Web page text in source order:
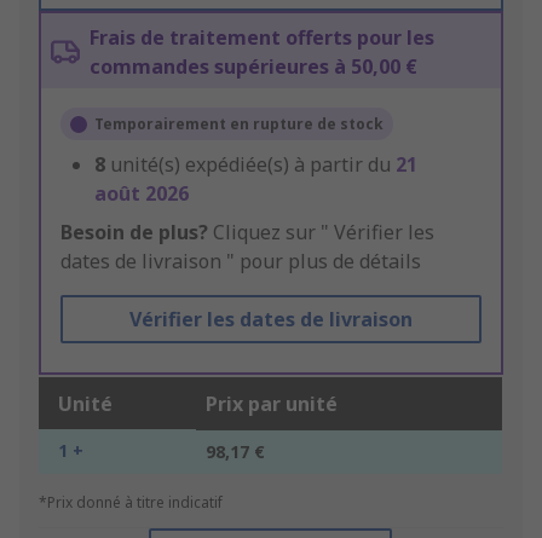
Frais de traitement offerts pour les
commandes supérieures à 50,00 €
Temporairement en rupture de stock
8 unité(s) expédiée(s) à partir du 21
août 2026
Besoin de plus? Cliquez sur " Vérifier les
dates de livraison " pour plus de détails
Vérifier les dates de livraison
Unité Prix par unité
1 + 98,17 €
*Prix donné à titre indicatif